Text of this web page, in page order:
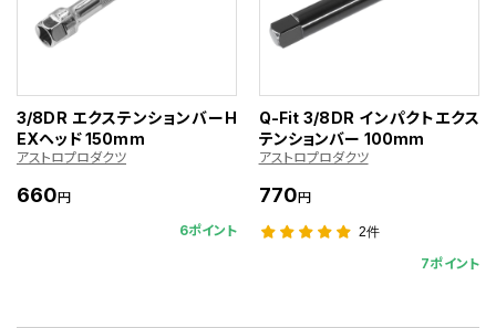
3/8DR エクステンションバーH
EXヘッド 150mm
アストロプロダクツ
660円
6ポイント
Q-Fit 3/8DR インパクトエクス
テンションバー 100mm
アストロプロダクツ
770円
2件
7ポイント